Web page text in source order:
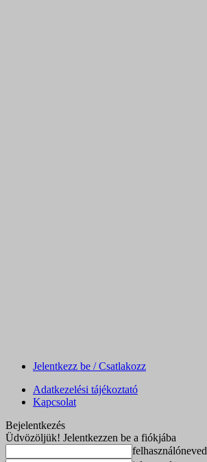
Jelentkezz be / Csatlakozz
Adatkezelési tájékoztató
Kapcsolat
Bejelentkezés
Üdvözöljük! Jelentkezzen be a fiókjába
felhasználóneved